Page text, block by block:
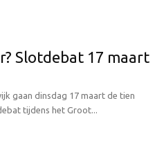
Slotdebat 17 maart
gaan dinsdag 17 maart de tien
tijdens het Groot...